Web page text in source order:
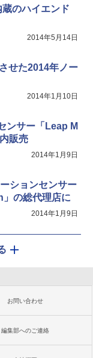
のハイエンド
2014年5月14日
せた2014年ノー
2014年1月10日
ンサー「Leap M
販売
2014年1月9日
ションセンサー
の総代理店に
2014年1月9日
お問い合わせ
編集部へのご連絡